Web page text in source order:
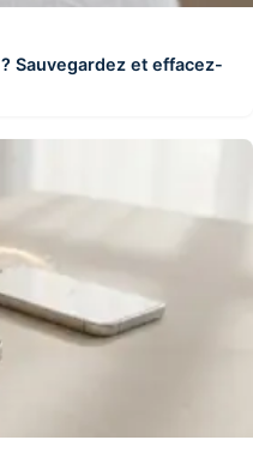
Sauvegardez et effacez-